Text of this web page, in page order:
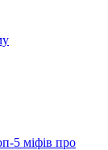
5 міфів про